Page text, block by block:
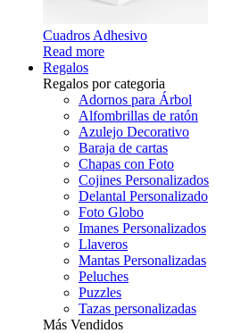
Cuadros Adhesivo
Read more
Regalos
Regalos por categoria
Adornos para Árbol
Alfombrillas de ratón
Azulejo Decorativo
Baraja de cartas
Chapas con Foto
Cojines Personalizados
Delantal Personalizado
Foto Globo
Imanes Personalizados
Llaveros
Mantas Personalizadas
Peluches
Puzzles
Tazas personalizadas
Más Vendidos